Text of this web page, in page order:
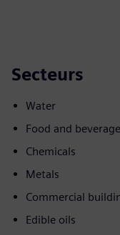
Secteurs
Water
Food and
Chemicals
Metals
Commercial
Edible oils